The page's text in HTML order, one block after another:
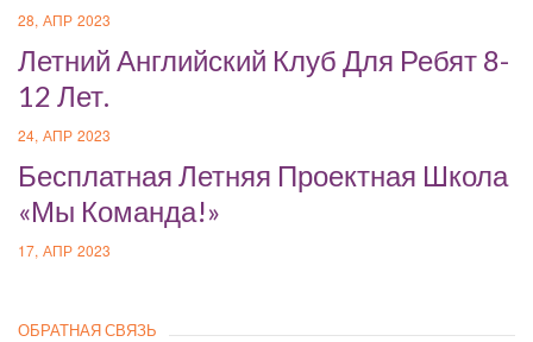
28, АПР 2023
Летний Английский Клуб Для Ребят 8-
12 Лет.
24, АПР 2023
Бесплатная Летняя Проектная Школа
«Мы Команда!»
17, АПР 2023
ОБРАТНАЯ СВЯЗЬ